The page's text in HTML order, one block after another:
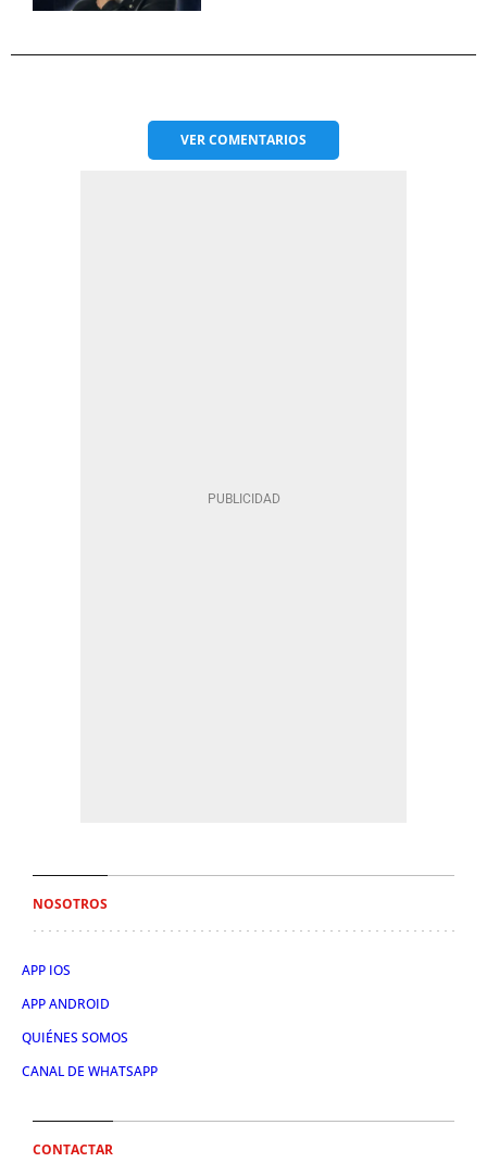
VERCOMENTARIOS
NOSOTROS
APP IOS
APP ANDROID
QUIÉNES SOMOS
CANAL DE WHATSAPP
CONTACTAR